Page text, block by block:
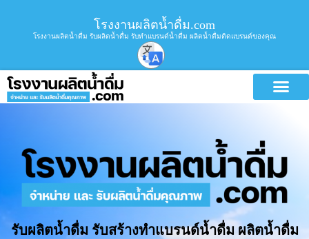
โรงงานผลิตน้ำดื่ม.com
โรงงานผลิตน้ำดื่ม รับผลิตน้ำดื่ม รับทำแบรนด์น้ำดื่ม ผลิตน้ำดื่มติดแบรนด์ของคุณ
รับผลิตน้ำดื่ม รับสร้างทำแบรนด์น้ำดื่ม ผลิตน้ำดื่ม